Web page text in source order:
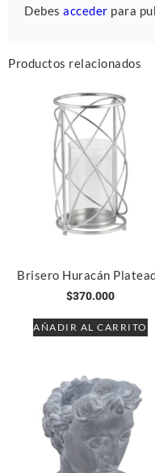
Productos relacionados
Brisero Huracán
$370.000
AÑADIR AL CARRITO
Debes acceder para